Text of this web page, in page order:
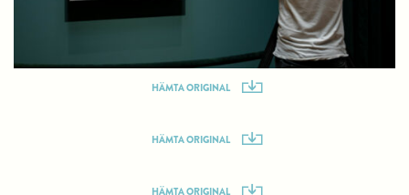
HÄMTA ORIGINAL
HÄMTA ORIGINAL
HÄMTA ORIGINAL